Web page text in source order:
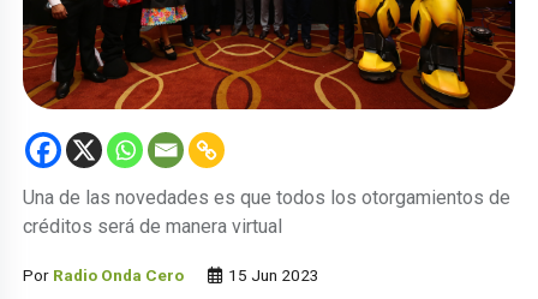
Una de las novedades es que todos los otorgamientos de
créditos será de manera virtual
Por Radio Onda Cero 15 Jun 2023